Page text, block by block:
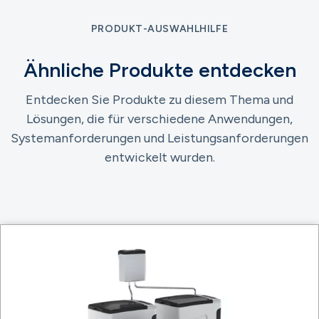
PRODUKT-AUSWAHLHILFE
Ähnliche Produkte entdecken
Entdecken Sie Produkte zu diesem Thema und
Lösungen, die für verschiedene Anwendungen,
Systemanforderungen und Leistungsanforderungen
entwickelt wurden.